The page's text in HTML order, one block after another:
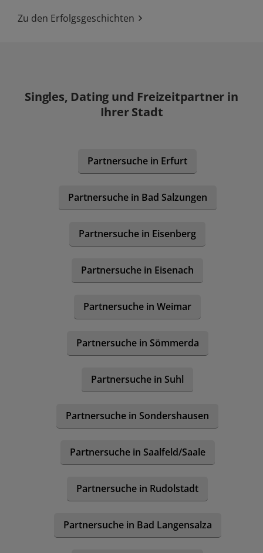
Zu den Erfolgsgeschichten
Singles, Dating und Freizeitpartner in
Ihrer Stadt
Partnersuche in Erfurt
Partnersuche in Bad Salzungen
Partnersuche in Eisenberg
Partnersuche in Eisenach
Partnersuche in Weimar
Partnersuche in Sömmerda
Partnersuche in Suhl
Partnersuche in Sondershausen
Partnersuche in Saalfeld/Saale
Partnersuche in Rudolstadt
Partnersuche in Bad Langensalza